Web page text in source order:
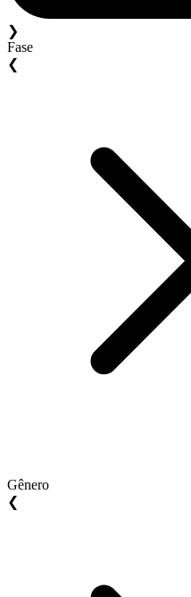
❯
Fase
❮
Gênero
❮